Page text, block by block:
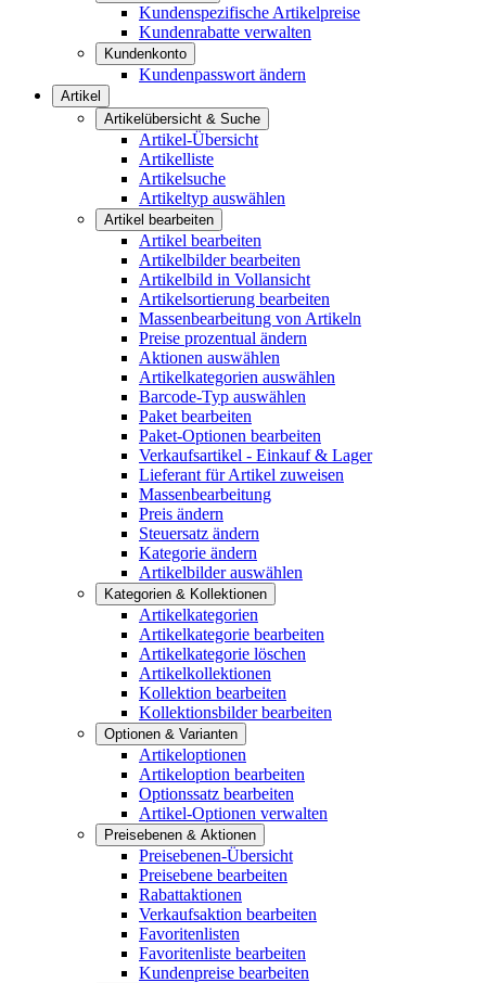
Kundenspezifische Artikelpreise
Kundenrabatte verwalten
Kundenkonto
Kundenpasswort ändern
Artikel
Artikelübersicht & Suche
Artikel-Übersicht
Artikelliste
Artikelsuche
Artikeltyp auswählen
Artikel bearbeiten
Artikel bearbeiten
Artikelbilder bearbeiten
Artikelbild in Vollansicht
Artikelsortierung bearbeiten
Massenbearbeitung von Artikeln
Preise prozentual ändern
Aktionen auswählen
Artikelkategorien auswählen
Barcode-Typ auswählen
Paket bearbeiten
Paket-Optionen bearbeiten
Verkaufsartikel - Einkauf & Lager
Lieferant für Artikel zuweisen
Massenbearbeitung
Preis ändern
Steuersatz ändern
Kategorie ändern
Artikelbilder auswählen
Kategorien & Kollektionen
Artikelkategorien
Artikelkategorie bearbeiten
Artikelkategorie löschen
Artikelkollektionen
Kollektion bearbeiten
Kollektionsbilder bearbeiten
Optionen & Varianten
Artikeloptionen
Artikeloption bearbeiten
Optionssatz bearbeiten
Artikel-Optionen verwalten
Preisebenen & Aktionen
Preisebenen-Übersicht
Preisebene bearbeiten
Rabattaktionen
Verkaufsaktion bearbeiten
Favoritenlisten
Favoritenliste bearbeiten
Kundenpreise bearbeiten